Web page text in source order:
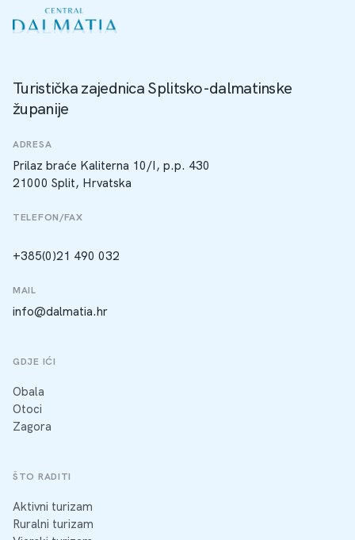
Turistička zajednica Splitsko-dalmatinske
županije
ADRESA
Prilaz braće Kaliterna 10/I, p.p. 430
21000 Split, Hrvatska
TELEFON/FAX
+385(0)21 490 032
MAIL
info@dalmatia.hr
GDJE IĆI
Obala
Otoci
Zagora
ŠTO RADITI
Aktivni turizam
Ruralni turizam